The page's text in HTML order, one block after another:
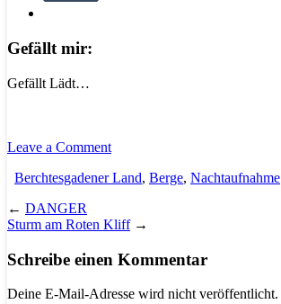
Gefällt mir:
Gefällt Lädt…
Leave a Comment
Berchtesgadener Land, Berge, Nachtaufnahme
← DANGER
Sturm am Roten Kliff→
Schreibe einen Kommentar
Deine E-Mail-Adresse wird nicht veröffentlicht.